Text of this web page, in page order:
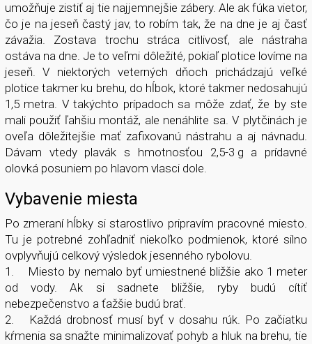
umožňuje zistiť aj tie najjemnejšie zábery. Ale ak fúka vietor,
čo je na jeseň častý jav, to robím tak, že na dne je aj časť
závažia. Zostava trochu stráca citlivosť, ale nástraha
ostáva na dne. Je to veľmi dôležité, pokiaľ plotice lovíme na
jeseň. V niektorých veterných dňoch prichádzajú veľké
plotice takmer ku brehu, do hĺbok, ktoré takmer nedosahujú
1,5 metra. V takýchto prípadoch sa môže zdať, že by ste
mali použiť ľahšiu montáž, ale nenáhlite sa. V plytčinách je
oveľa dôležitejšie mať zafixovanú nástrahu a aj návnadu.
Dávam vtedy plavák s hmotnosťou 2,5-3 g a prídavné
olovká posuniem po hlavom vlasci dole.
Vybavenie miesta
Po zmeraní hĺbky si starostlivo pripravím pracovné miesto.
Tu je potrebné zohľadniť niekoľko podmienok, ktoré silno
ovplyvňujú celkový výsledok jesenného rybolovu.
1.
Miesto by nemalo byť umiestnené bližšie ako 1 meter
od vody. Ak si sadnete bližšie, ryby budú cítiť
nebezpečenstvo a ťažšie budú brať.
2.
Každá drobnosť musí byť v dosahu rúk. Po začiatku
kŕmenia sa snažte minimalizovať pohyb a hluk na brehu, tie